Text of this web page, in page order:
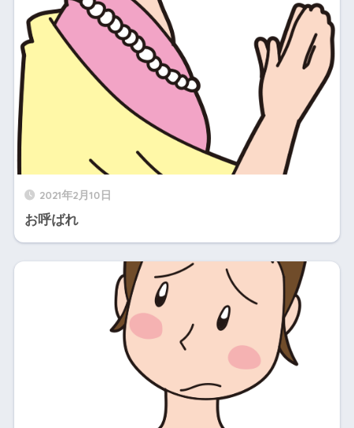
2021年2月10日
お呼ばれ